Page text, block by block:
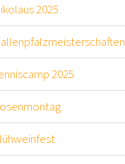
2025
2025